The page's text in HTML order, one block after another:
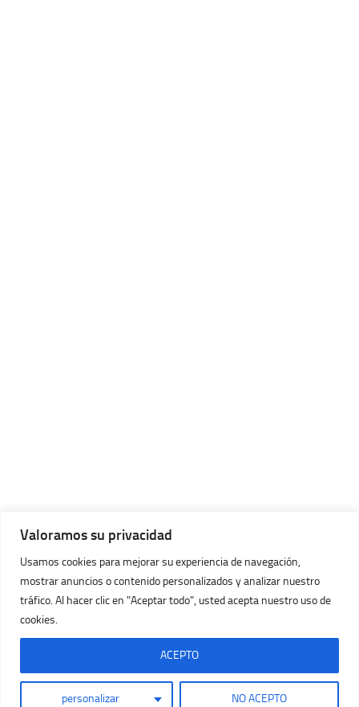
Valoramos su privacidad
Usamos cookies para mejorar su experiencia de navegación,
mostrar anuncios o contenido personalizados y analizar nuestro
tráfico. Al hacer clic en "Aceptar todo", usted acepta nuestro uso de
cookies.
personalizar NO ACEPTO
ACEPTO
Imágenes Huracán © 2026. Todos los Derechos Reservados.